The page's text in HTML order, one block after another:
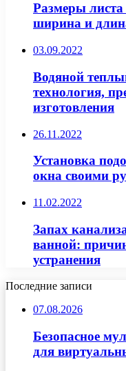
Размеры
ширина и
03.09.2022
Водяной
технология,
изготовления
26.11.2022
Установка
окна своими
11.02.2022
Запах
ванной:
устранения
Последние записи
07.08.2026
Безопасное
для